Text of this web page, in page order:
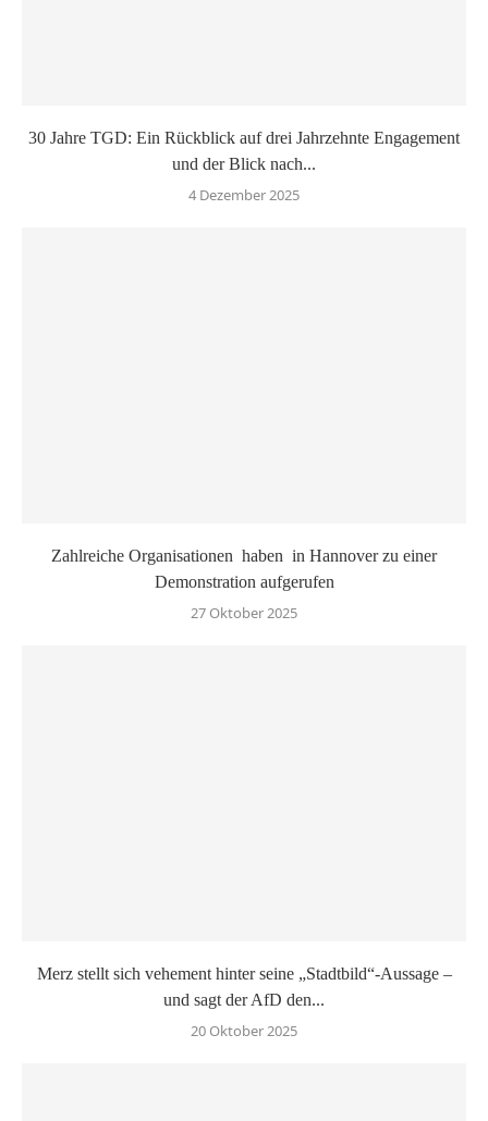
30 Jahre TGD: Ein Rückblick auf drei Jahrzehnte Engagement
und der Blick nach...
4 Dezember 2025
Zahlreiche Organisationen haben in Hannover zu einer
Demonstration aufgerufen
27 Oktober 2025
Merz stellt sich vehement hinter seine „Stadtbild“-Aussage –
und sagt der AfD den...
20 Oktober 2025